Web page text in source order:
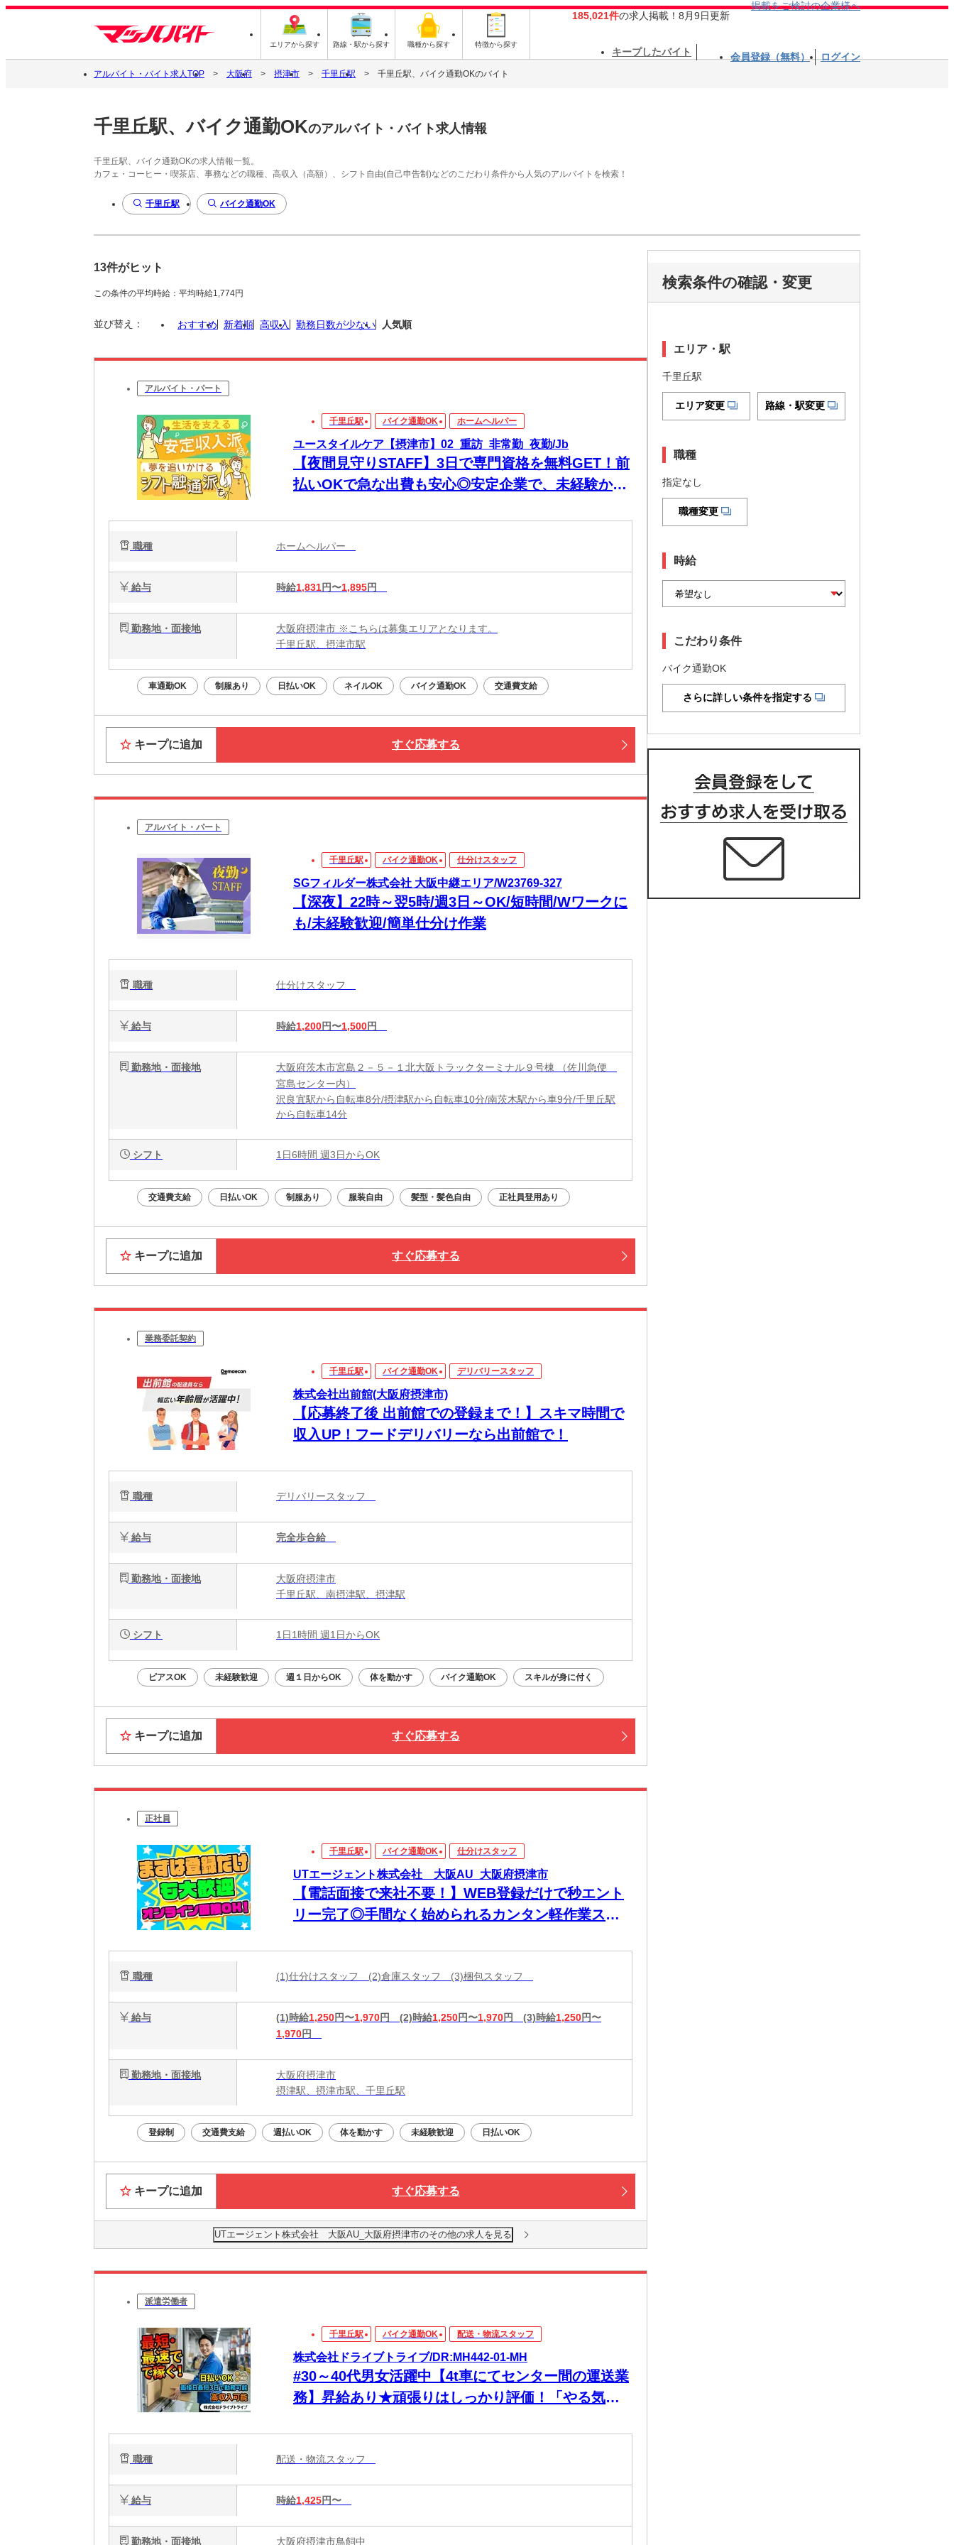
エリアから探す 路線・駅から探す 職種から探す 特徴から探す
185,021件の求人掲載！8月9日更新
掲載をご検討の企業様へ
キープしたバイト 会員登録（無料） ログイン
アルバイト・バイト求人TOP 大阪府 摂津市 千里丘駅 千里丘駅、バイク通勤OKのバイト
千里丘駅、バイク通勤OKのアルバイト・バイト求人情報
千里丘駅、バイク通勤OKの求人情報一覧。
カフェ・コーヒー・喫茶店、事務などの職種、高収入（高額）、シフト自由(自己申告制)などのこだわり条件から人気のアルバイトを検索！
千里丘駅 バイク通勤OK
13件がヒット
この条件の平均時給：平均時給1,774円
並び替え： おすすめ 新着順 高収入 勤務日数が少ない 人気順
アルバイト・パート
千里丘駅 バイク通勤OK ホームヘルパー
ユースタイルケア【摂津市】02_重訪_非常勤_夜勤/Jb
【夜間見守りSTAFF】3日で専門資格を無料GET！前
払いOKで急な出費も安心◎安定企業で、未経験から
職種 ホームヘルパー
給与 時給1,831円〜1,895円
勤務地・面接地
大阪府摂津市 ※こちらは募集エリアとなります。
千里丘駅、摂津市駅
車通勤OK 制服あり 日払いOK ネイルOK バイク通勤OK 交通費支給
キープに追加 すぐ応募する
アルバイト・パート
千里丘駅 バイク通勤OK 仕分けスタッフ
SGフィルダー株式会社 大阪中継エリア/W23769-327
【深夜】22時～翌5時/週3日～OK/短時間/Wワークに
も/未経験歓迎/簡単仕分け作業
職種 仕分けスタッフ
給与 時給1,200円〜1,500円
勤務地・面接地
大阪府茨木市宮島２－５－１北大阪トラックターミナル９号棟 （佐川急便
宮島センター内）
沢良宜駅から自転車8分/摂津駅から自転車10分/南茨木駅から車9分/千里丘駅
から自転車14分
シフト 1日6時間 週3日からOK
交通費支給 日払いOK 制服あり 服装自由 髪型・髪色自由 正社員登用あり
キープに追加 すぐ応募する
業務委託契約
千里丘駅 バイク通勤OK デリバリースタッフ
株式会社出前館(大阪府摂津市)
【応募終了後 出前館での登録まで！】スキマ時間で
収入UP！フードデリバリーなら出前館で！
職種 デリバリースタッフ
給与 完全歩合給
勤務地・面接地
大阪府摂津市
千里丘駅、南摂津駅、摂津駅
シフト 1日1時間 週1日からOK
ピアスOK 未経験歓迎 週１日からOK 体を動かす バイク通勤OK スキルが身に付く
キープに追加 すぐ応募する
正社員
千里丘駅 バイク通勤OK 仕分けスタッフ
UTエージェント株式会社 大阪AU_大阪府摂津市
【電話面接で来社不要！】WEB登録だけで秒エント
リー完了◎手間なく始められるカンタン軽作業スタ
職種 (1)仕分けスタッフ (2)倉庫スタッフ (3)梱包スタッフ
給与 (1)時給1,250円〜1,970円 (2)時給1,250円〜1,970円 (3)時給1,250円〜
1,970円
勤務地・面接地
大阪府摂津市
摂津駅、摂津市駅、千里丘駅
登録制 交通費支給 週払いOK 体を動かす 未経験歓迎 日払いOK
キープに追加 すぐ応募する
UTエージェント株式会社 大阪AU_大阪府摂津市のその他の求人を見る
派遣労働者
千里丘駅 バイク通勤OK 配送・物流スタッフ
株式会社ドライブトライブ/DR:MH442-01-MH
#30～40代男女活躍中【4t車にてセンター間の運送業
務】昇給あり★頑張りはしっかり評価！「やる気」
職種 配送・物流スタッフ
給与 時給1,425円〜
勤務地・面接地 大阪府摂津市鳥飼中
検索条件の確認・変更
エリア・駅
千里丘駅
エリア変更 路線・駅変更
職種
指定なし
職種変更
時給
こだわり条件
バイク通勤OK
さらに詳しい条件を指定する